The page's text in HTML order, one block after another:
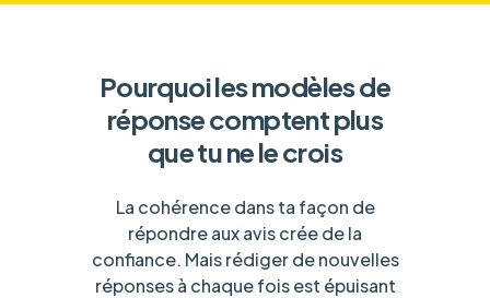
Pourquoi les modèles de
réponse comptent plus
que tu ne le crois
La cohérence dans ta façon de
répondre aux avis crée de la
confiance. Mais rédiger de nouvelles
réponses à chaque fois est épuisant